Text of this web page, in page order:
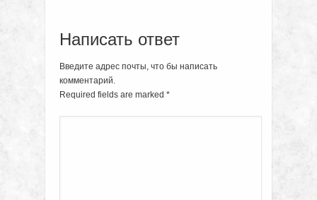
Написать ответ
Введите адрес почты, что бы написать
комментарий.
Required fields are marked *